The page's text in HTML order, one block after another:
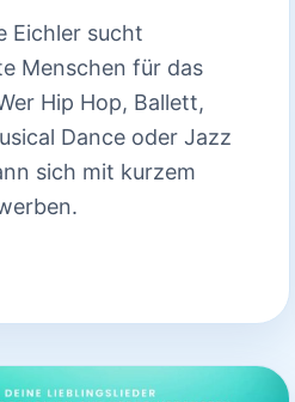
Eichler sucht
Menschen für das
Hip Hop, Ballett,
Dance oder Jazz
sich mit kurzem